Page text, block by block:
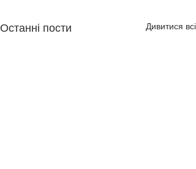
Останні пости Дивитися всі